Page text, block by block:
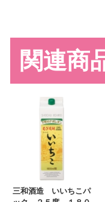
関連商
三和酒造 いいちこパ